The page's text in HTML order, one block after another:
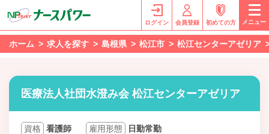
ログイン 会員登録 初めての方 メニュー
ホーム 求人を探す 島根県 松江市 松江センターアゼリア
医療法人社団水澄み会 松江センターアゼリア
資格 看護師 雇用形態
日勤常勤